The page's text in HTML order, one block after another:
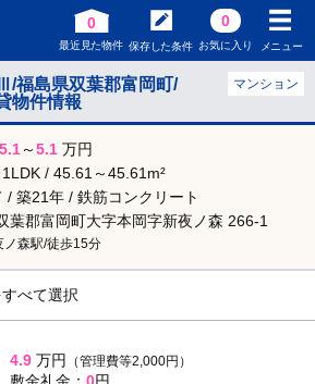
0
最近見た物件 保存した条件
0
お気に入り メニュー
福島県双葉郡富岡町/
物件情報
マンション
5.1～5.1 万円
/ 45.61～45.61m²
/ 築21年 / 鉄筋コンクリート
葉郡富岡町大字本岡字新夜ノ森 266-1
ノ森駅/徒歩15分
べて選択
4.9 万円 （管理費等2,000円）